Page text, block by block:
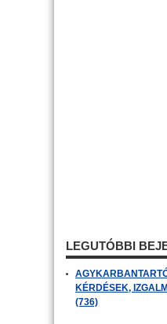
LEGUTÓBBI
KÉRDÉSEK,
(736)